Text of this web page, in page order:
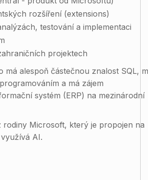
rozšíření (extensions)
, testovánía implementaci
projektech
má alespoň částečnou znalost SQL,
a má zájem
systém (ERP) na mezinárodní
Microsoft, který je propojen na
AI.